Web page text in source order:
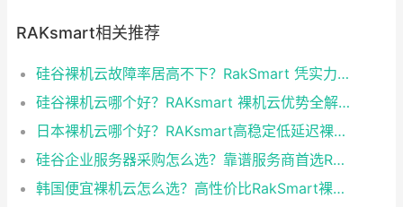
RAKsmart相关推荐
硅谷裸机云故障率居高不下？RakSmart 凭实力破解稳定性难题
硅谷裸机云哪个好？RAKsmart 裸机云优势全解析
日本裸机云哪个好？RAKsmart高稳定低延迟裸机云深度测评
硅谷企业服务器采购怎么选？靠谱服务商首选RakSmart
韩国便宜裸机云怎么选？高性价比RakSmart裸机云深度测评